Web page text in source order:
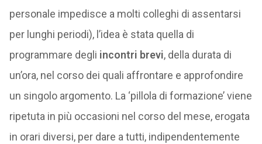
personale impedisce a molti colleghi di assentarsi
per lunghi periodi), l’idea è stata quella di
programmare degli incontri brevi, della durata di
un’ora, nel corso dei quali affrontare e approfondire
un singolo argomento. La ‘pillola di formazione’ viene
ripetuta in più occasioni nel corso del mese, erogata
in orari diversi, per dare a tutti, indipendentemente